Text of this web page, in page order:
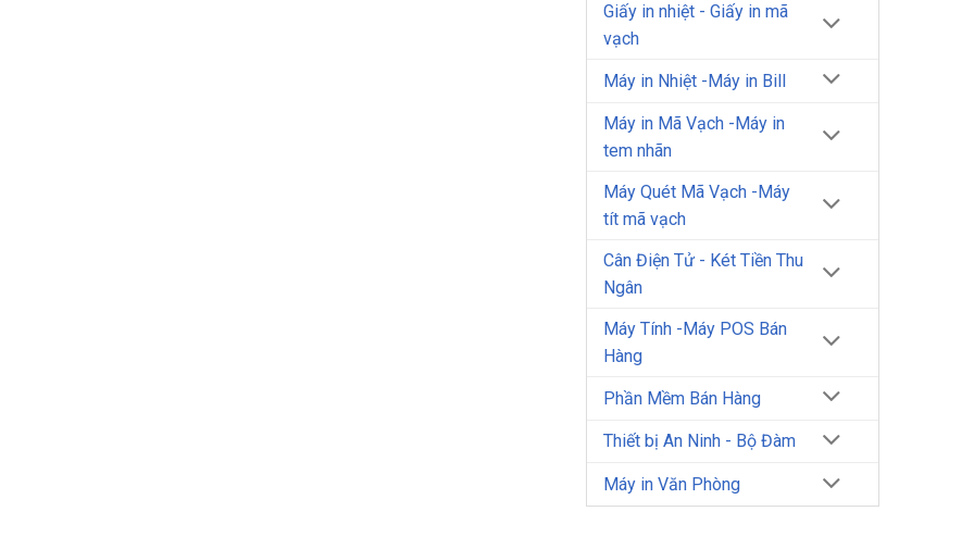
Giấy in nhiệt - Giấy in mã
vạch
Máy in Nhiệt -Máy in Bill
Máy in Mã Vạch -Máy in
tem nhãn
Máy Quét Mã Vạch -Máy
tít mã vạch
Cân Điện Tử - Két Tiền Thu
Ngân
Máy Tính -Máy POS Bán
Hàng
Phần Mềm Bán Hàng
Thiết bị An Ninh - Bộ Đàm
Máy in Văn Phòng